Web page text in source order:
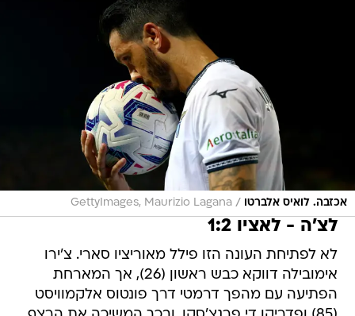
אכזבה. לואיס אלברטו /
GettyImages, Maurizio Lagana
לצ'ה - לאציו 1:2
לא לפתיחת העונה הזו פילל מאוריציו סארי. צ'ירו
אימובילה דווקא כבש ראשון (26), אך המארחת
הפתיעה עם מהפך דרמטי דרך פונטוס אלקמוויסט